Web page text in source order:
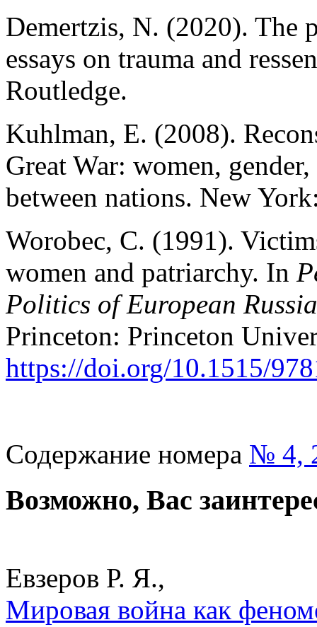
Demertzis, N. (2020). The
essays on trauma and
Routledge.
Kuhlman, E. (2008).
Great War: women,
between nations. New
Worobec, C. (1991).
women and patriarchy. In
Politics of European
Princeton: Princeton
https://doi.org/10.1515/
Содержание номера № 4,
Возможно, Вас
Евзеров Р. Я.,
Мировая война как